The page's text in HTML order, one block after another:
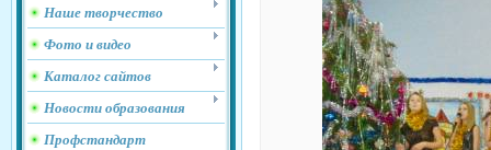
Наше творчество
Фото и видео
Каталог сайтов
Новости образования
Профстандарт